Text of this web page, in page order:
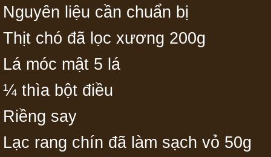
Nguyên liệu cần chuẩn bị
Thịt chó đã lọc xương 200g
Lá móc mật 5 lá
¼ thìa bột điều
Riềng say
Lạc rang chín đã làm sạch vỏ 50g